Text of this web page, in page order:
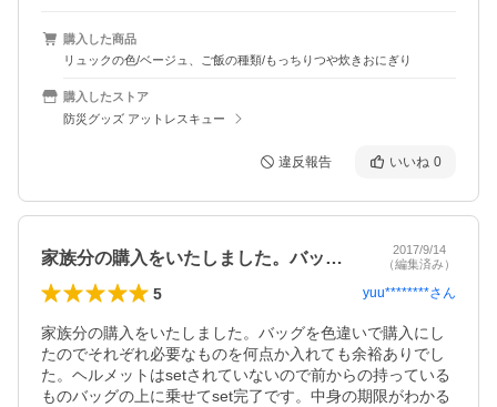
購入した商品
リュックの色/ベージュ、ご飯の種類/もっちりつや炊きおにぎり
購入したストア
防災グッズ アットレスキュー
違反報告 いいね 0
家族分の購入をいたしました。バッグを色…
2017/9/14
（編集済み）
5 yuu********さん
家族分の購入をいたしました。バッグを色違いで購入にし
たのでそれぞれ必要なものを何点か入れても余裕ありでし
た。ヘルメットはsetされていないので前からの持っている
ものバッグの上に乗せてset完了です。中身の期限がわかる